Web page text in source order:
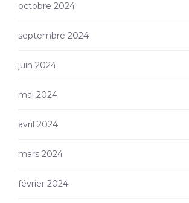
octobre 2024
septembre 2024
juin 2024
mai 2024
avril 2024
mars 2024
février 2024